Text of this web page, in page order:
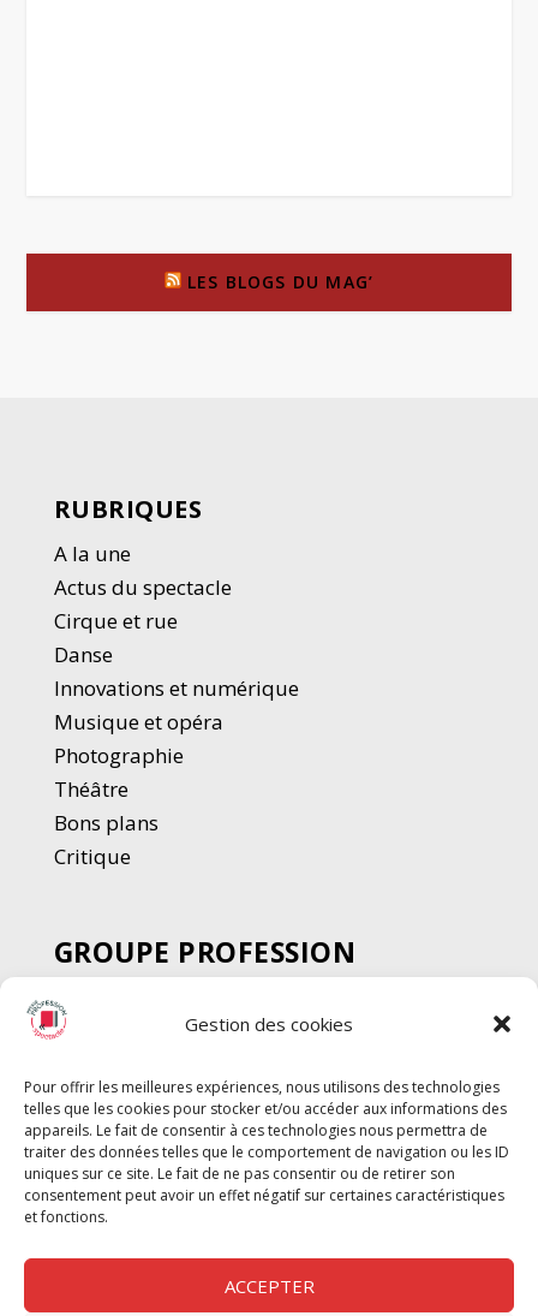
Gestion des cookies
Pour offrir les meilleures expériences, nous utilisons des technologies
telles que les cookies pour stocker et/ou accéder aux informations des
appareils. Le fait de consentir à ces technologies nous permettra de
traiter des données telles que le comportement de navigation ou les ID
uniques sur ce site. Le fait de ne pas consentir ou de retirer son
consentement peut avoir un effet négatif sur certaines caractéristiques
et fonctions.
ACCEPTER
LES BLOGS DU MAG’
RUBRIQUES
A la une
Actus du spectacle
Cirque et rue
Danse
Innovations et numérique
Musique et opéra
Photographie
Théâtre
Bons plans
Critique
GROUPE PROFESSION
SPECTACLE
Chèque Intermittents
Chèque Compta
Chèque Emploi Spectacle
G-Pods
Profession Audio-visuel